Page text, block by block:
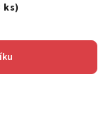
ks)